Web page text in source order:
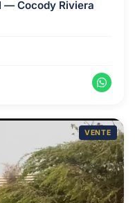
— Cocody Riviera
VENTE